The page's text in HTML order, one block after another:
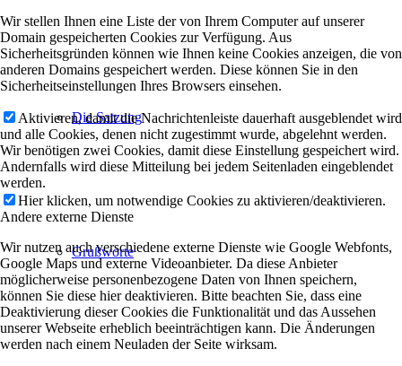
Die Satzung
Grußworte
Wir stellen Ihnen eine Liste der von Ihrem Computer auf unserer
Domain gespeicherten Cookies zur Verfügung. Aus
Sicherheitsgründen können wie Ihnen keine Cookies anzeigen, die von
anderen Domains gespeichert werden. Diese können Sie in den
Sicherheitseinstellungen Ihres Browsers einsehen.
Aktivieren, damit die Nachrichtenleiste dauerhaft ausgeblendet wird
und alle Cookies, denen nicht zugestimmt wurde, abgelehnt werden.
Wir benötigen zwei Cookies, damit diese Einstellung gespeichert wird.
Andernfalls wird diese Mitteilung bei jedem Seitenladen eingeblendet
werden.
Hier klicken, um notwendige Cookies zu aktivieren/deaktivieren.
Andere externe Dienste
Wir nutzen auch verschiedene externe Dienste wie Google Webfonts,
Google Maps und externe Videoanbieter. Da diese Anbieter
möglicherweise personenbezogene Daten von Ihnen speichern,
können Sie diese hier deaktivieren. Bitte beachten Sie, dass eine
Deaktivierung dieser Cookies die Funktionalität und das Aussehen
unserer Webseite erheblich beeinträchtigen kann. Die Änderungen
werden nach einem Neuladen der Seite wirksam.